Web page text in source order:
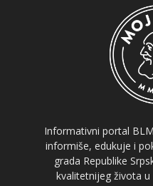
Informativni portal
informiše, edukuje i
grada Republike
kvalitetnijeg života